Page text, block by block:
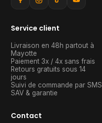
Service client
Livraison en 48h partout à
Mayotte
Paiement 3x / 4x sans frais
Retours gratuits sous 14
jours
Suivi de commande par SMS
SAV & garantie
Contact